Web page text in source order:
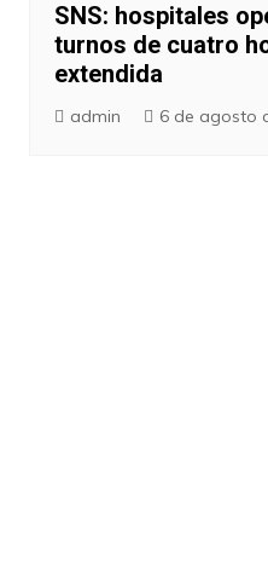
SNS: hospitales
turnos de cuatro
extendida
admin 6 de agosto